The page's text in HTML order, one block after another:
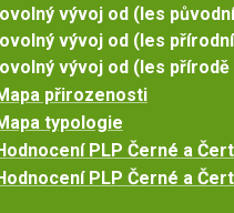
vývoj od (les
vývoj od (les
vývoj od (les
přirozenosti
typologie
PLP Černé a
PLP Černé a